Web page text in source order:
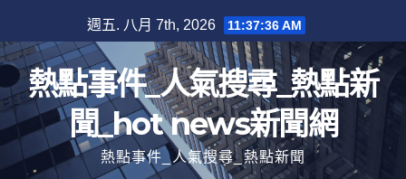
至
內
容
週五. 八月 7th, 2026 11:37:36 AM
熱點事件_人氣搜尋_熱點新
聞_hot news新聞網
熱點事件_人氣搜尋_熱點新聞